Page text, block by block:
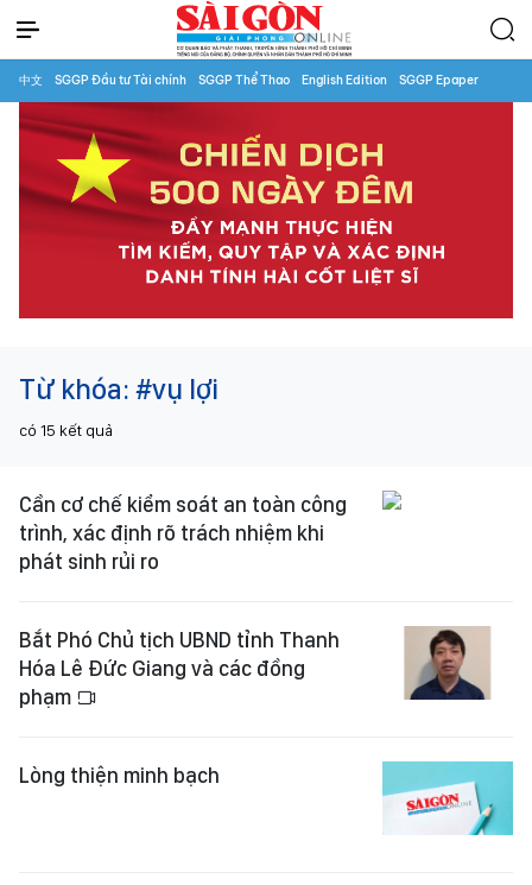
中文 SGGP Đầu tư Tài chính SGGP Thể Thao English Edition SGGP Epaper
Từ khóa: #vụ lợi
có 15 kết quả
Cần cơ chế kiểm soát an toàn công
trình, xác định rõ trách nhiệm khi
phát sinh rủi ro
Bắt Phó Chủ tịch UBND tỉnh Thanh
Hóa Lê Đức Giang và các đồng
phạm
Lòng thiện minh bạch